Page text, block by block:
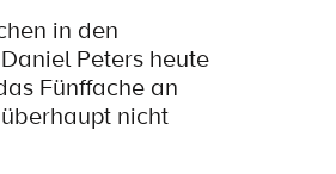
in den
Peters heute
Fünffache an
nicht